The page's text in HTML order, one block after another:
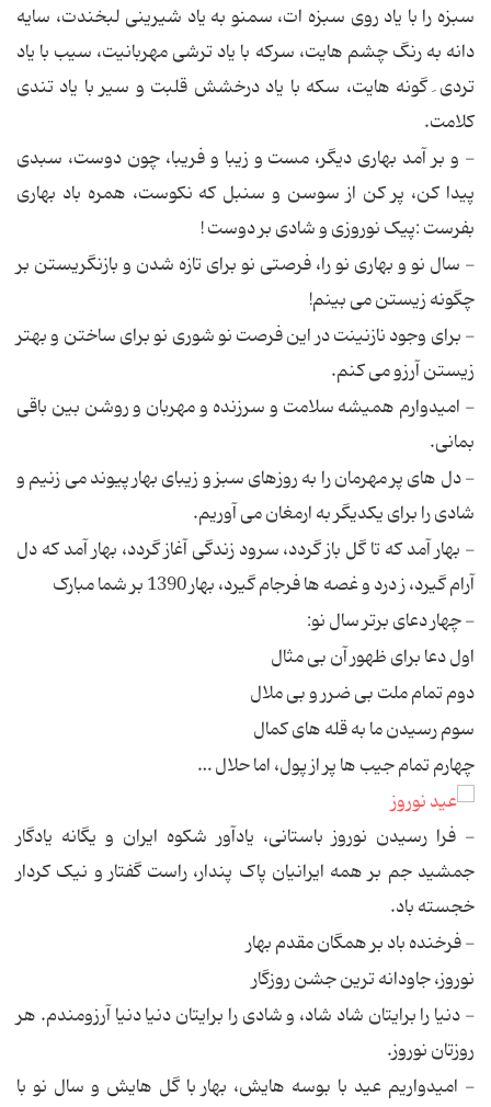
سبزه را با یاد روی سبزه ات، سمنو به یاد شیرینی لبخندت، سایه
دانه به رنگ چشم هایت، سرکه با یاد ترشی مهربانیت، سیب با یاد
تردی ِ گونه هایت، سکه با یاد درخشش قلبت و سیر با یاد تندی
کلامت.
- و بر آمد بهاری دیگر، مست و زیبا و فریبا، چون دوست، سبدی
پیدا کن، پر کن از سوسن و سنبل که نکوست، همره باد بهاری
بفرست :پیک نوروزی و شادی بر دوست !
- سال نو و بهاری نو را، فرصتی نو برای تازه شدن و بازنگریستن بر
چگونه زیستن می بینم!
- برای وجود نازنینت در این فرصت نو شوری نو برای ساختن و بهتر
زیستن آرزو می کنم.
- امیدوارم همیشه سلامت و سرزنده و مهربان و روشن بین باقی
بمانی.
- دل های پر مهرمان را به روزهای سبز و زیبای بهار پیوند می زنیم و
شادی را برای یکدیگر به ارمغان می آوریم.
- بهار آمد که تا گل باز گردد، سرود زندگی آغاز گردد، بهار آمد که دل
آرام گیرد، ز درد و غصه ها فرجام گیرد، بهار 1390 بر شما مبارک
- چهار دعای برتر سال نو:
اول دعا برای ظهور آن بی مثال
دوم تمام ملت بی ضرر و بی ملال
سوم رسیدن ما به قله های کمال
چهارم تمام جیب ها پر از پول، اما حلال …
- فرا رسیدن نوروز باستانی، یادآور شکوه ایران و یگانه یادگار
جمشید جم بر همه ایرانیان پاک پندار، راست گفتار و نیک کردار
خجسته باد.
- فرخنده باد بر همگان مقدم بهار
نوروز، جاودانه ترین جشن روزگار
- دنیا را برایتان شاد شاد، و شادی را برایتان دنیا دنیا آرزومندم. هر
روزتان نوروز.
- امیدواریم عید با بوسه هایش، بهار با گل هایش و سال نو با